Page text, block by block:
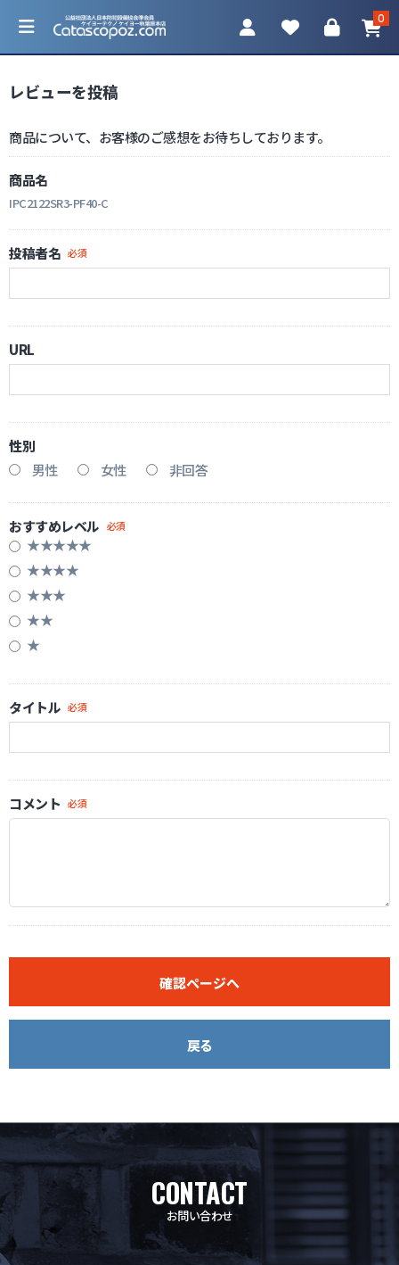
0
レビューを投稿
商品について、お客様のご感想をお待ちしております。
商品名
IPC2122SR3-PF40-C
投稿者名 必須
URL
性別
男性
女性 非回答
おすすめレベル 必須
★★★★★
★★★★
★★★
★★
★
タイトル 必須
コメント 必須
確認ページへ
戻る
CONTACT
お問い合わせ
レコーダー
調査機器
新規会員登録
お気に入り
ホームに戻る